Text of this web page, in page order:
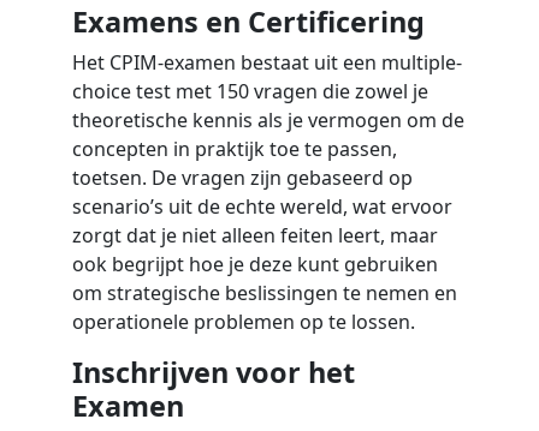
Examens en Certificering
Het CPIM-examen bestaat uit een multiple-
choice test met 150 vragen die zowel je
theoretische kennis als je vermogen om de
concepten in praktijk toe te passen,
toetsen. De vragen zijn gebaseerd op
scenario’s uit de echte wereld, wat ervoor
zorgt dat je niet alleen feiten leert, maar
ook begrijpt hoe je deze kunt gebruiken
om strategische beslissingen te nemen en
operationele problemen op te lossen.
Inschrijven voor het
Examen